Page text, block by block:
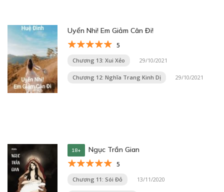
Uyển Nhi! Em Giảm Cân Đi!
5
Chương 13: Xui Xẻo 29/10/2021
Chương 12: Nghĩa Trang Kinh Dị 29/10/2021
18+ Ngục Trần Gian
5
Chương 11: Sói Đỏ 13/11/2020